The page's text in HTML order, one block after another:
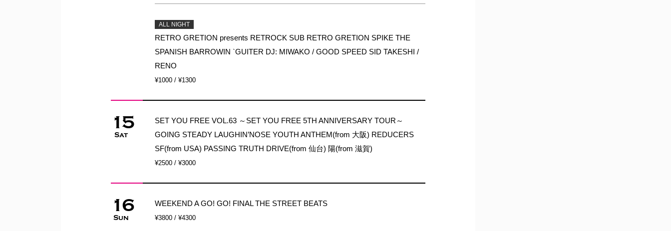
ALL NIGHT
RETRO GRETION presents RETROCK SUB RETRO GRETION SPIKE THE
SPANISH BARROWIN `GUITER DJ: MIWAKO / GOOD SPEED SID TAKESHI /
RENO
¥1000 / ¥1300
15
Sat
SET YOU FREE VOL.63 ～SET YOU FREE 5TH ANNIVERSARY TOUR～
GOING STEADY LAUGHIN’NOSE YOUTH ANTHEM(from 大阪) REDUCERS
SF(from USA) PASSING TRUTH DRIVE(from 仙台) 陽(from 滋賀)
¥2500 / ¥3000
16
Sun
WEEKEND A GO! GO! FINAL THE STREET BEATS
¥3800 / ¥4300